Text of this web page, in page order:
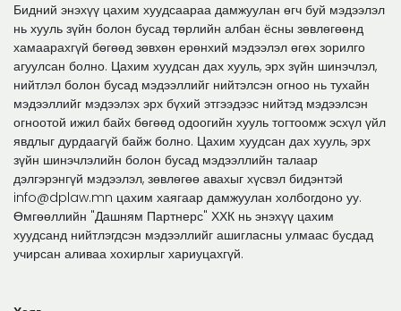
Бидний энэхүү цахим хуудсаараа дамжуулан өгч буй мэдээлэл
нь хууль зүйн болон бусад төрлийн албан ёсны зөвлөгөөнд
хамаарахгүй бөгөөд зөвхөн ерөнхий мэдээлэл өгөх зорилго
агуулсан болно. Цахим хуудсан дах хууль, эрх зүйн шинэчлэл,
нийтлэл болон бусад мэдээллийг нийтэлсэн огноо нь тухайн
мэдээллийг мэдээлэх эрх бүхий этгээдээс нийтэд мэдээлсэн
огноотой ижил байх бөгөөд одоогийн хууль тогтоомж эсхүл үйл
явдлыг дурдаагүй байж болно. Цахим хуудсан дах хууль, эрх
зүйн шинэчлэлийн болон бусад мэдээллийн талаар
дэлгэрэнгүй мэдээлэл, зөвлөгөө авахыг хүсвэл бидэнтэй
info@dplaw.mn цахим хаягаар дамжуулан холбогдоно уу.
Өмгөөллийн "Дашням Партнерс" ХХК нь энэхүү цахим
хуудсанд нийтлэгдсэн мэдээллийг ашигласны улмаас бусдад
учирсан аливаа хохирлыг хариуцахгүй.